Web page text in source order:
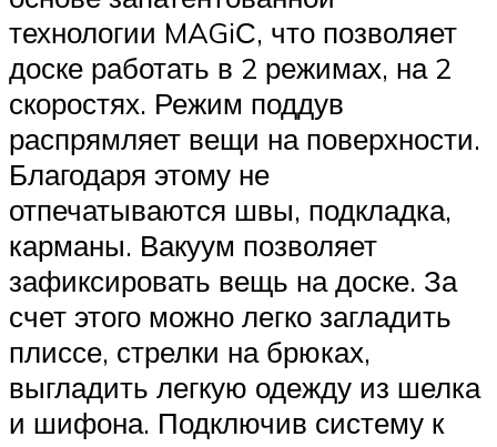
технологии MAGiС, что позволяет
доске работать в 2 режимах, на 2
скоростях. Режим поддув
распрямляет вещи на поверхности.
Благодаря этому не
отпечатываются швы, подкладка,
карманы. Вакуум позволяет
зафиксировать вещь на доске. За
счет этого можно легко загладить
плиссе, стрелки на брюках,
выгладить легкую одежду из шелка
и шифона. Подключив систему к